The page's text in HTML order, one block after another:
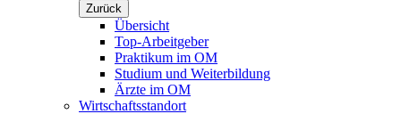
Zurück
Übersicht
Top-Arbeitgeber
Praktikum im OM
Studium und Weiterbildung
Ärzte im OM
Wirtschaftsstandort